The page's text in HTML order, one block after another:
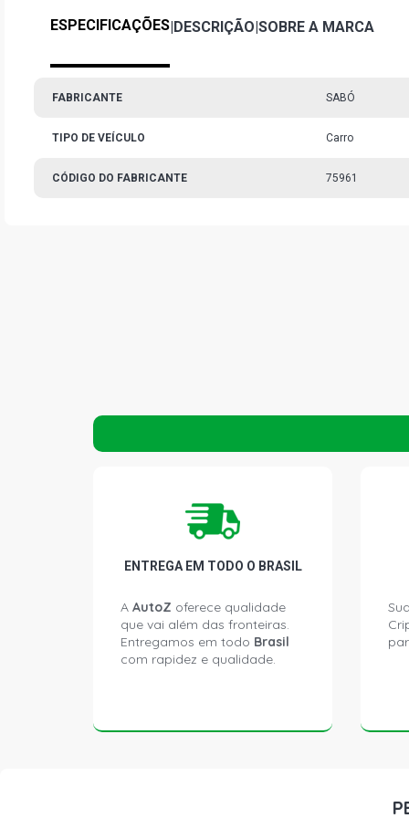
ESPECIFICAÇÕES|DESCRIÇÃO|SOBRE A MARCA
FABRICANTE SABÓ
TIPO DE VEÍCULO Carro
CÓDIGO DO FABRICANTE 75961
ENTREGA EM TODO O BRASIL
A AutoZ oferece qualidade
que vai além das fronteiras.
Entregamos em todo Brasil
com rapidez e qualidade.